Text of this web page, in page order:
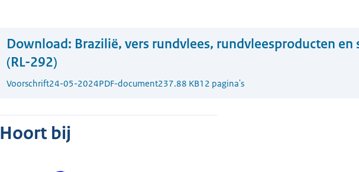
Download: Brazilië, vers rundvlees, rundvleesproducten en
(RL-292)
Voorschrift24-05-2024PDF-document237.88 KB12 pagina's
Hoort bij